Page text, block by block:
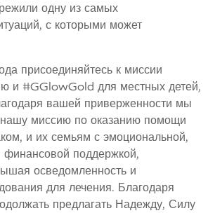
одну из самых
с которыми может
присоединяйтесь к миссии
и #GGlowGold для местных детей,
вашей приверженности мы
миссию по оказанию помощи
и их семьям с эмоциональной,
финансовой поддержкой,
осведомленность и
для лечения. Благодаря
предлагать Надежду, Силу